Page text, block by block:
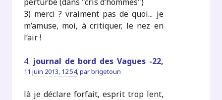
3) merci ? vraiment pas de quoi... je
m’amuse, moi, à critiquer, le nez en
l’air !
4. journal de bord des Vagues -22,
11 juin 2013, 12:54,parbrigetoun
là je déclare forfait, esprit trop lent,